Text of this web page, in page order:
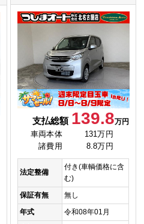
支払総額 139.8万円
車両本体
131万円
諸費用
8.8万円
法定整備
付き(車輌価格に含
む)
保証有無
無し
年式
令和08年01月